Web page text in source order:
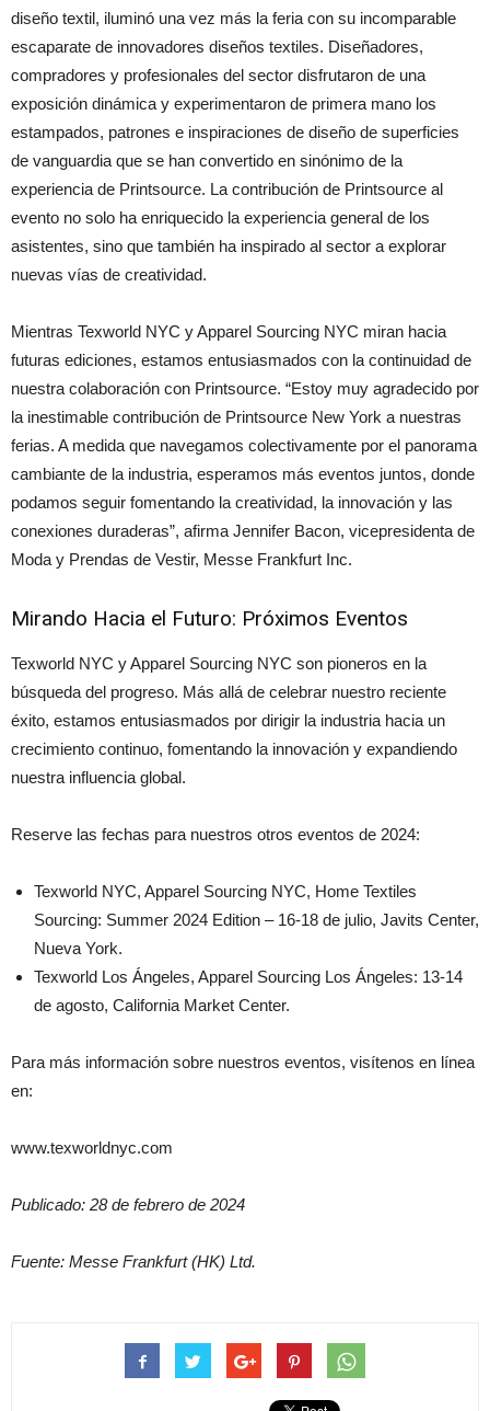
diseño textil, iluminó una vez más la feria con su incomparable
escaparate de innovadores diseños textiles. Diseñadores,
compradores y profesionales del sector disfrutaron de una
exposición dinámica y experimentaron de primera mano los
estampados, patrones e inspiraciones de diseño de superficies
de vanguardia que se han convertido en sinónimo de la
experiencia de Printsource. La contribución de Printsource al
evento no solo ha enriquecido la experiencia general de los
asistentes, sino que también ha inspirado al sector a explorar
nuevas vías de creatividad.
Mientras Texworld NYC y Apparel Sourcing NYC miran hacia
futuras ediciones, estamos entusiasmados con la continuidad de
nuestra colaboración con Printsource. “Estoy muy agradecido por
la inestimable contribución de Printsource New York a nuestras
ferias. A medida que navegamos colectivamente por el panorama
cambiante de la industria, esperamos más eventos juntos, donde
podamos seguir fomentando la creatividad, la innovación y las
conexiones duraderas”, afirma Jennifer Bacon, vicepresidenta de
Moda y Prendas de Vestir, Messe Frankfurt Inc.
Mirando Hacia el Futuro: Próximos Eventos
Texworld NYC y Apparel Sourcing NYC son pioneros en la
búsqueda del progreso. Más allá de celebrar nuestro reciente
éxito, estamos entusiasmados por dirigir la industria hacia un
crecimiento continuo, fomentando la innovación y expandiendo
nuestra influencia global.
Reserve las fechas para nuestros otros eventos de 2024:
Texworld NYC, Apparel Sourcing NYC, Home Textiles
Sourcing: Summer 2024 Edition – 16-18 de julio, Javits Center,
Nueva York.
Texworld Los Ángeles, Apparel Sourcing Los Ángeles: 13-14
de agosto, California Market Center.
Para más información sobre nuestros eventos, visítenos en línea
en:
www.texworldnyc.com
Publicado: 28 de febrero de 2024
Fuente: Messe Frankfurt (HK) Ltd.